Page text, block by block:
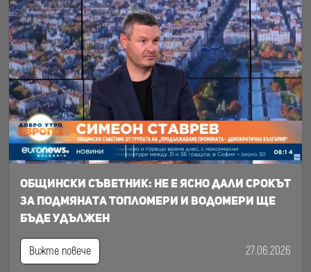
Общински съветник: Не е ясно дали срокът
за подмяната топломери и водомери ще
бъде удължен
Вижте повече 27.06.2026